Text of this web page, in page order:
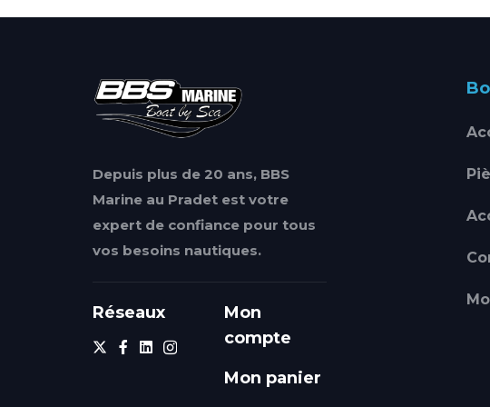
Depuis plus de 20 ans, BBS
Marine au Pradet est votre
expert de confiance pour tous
vos besoins nautiques.
Réseaux
Mon
compte
Mon panier